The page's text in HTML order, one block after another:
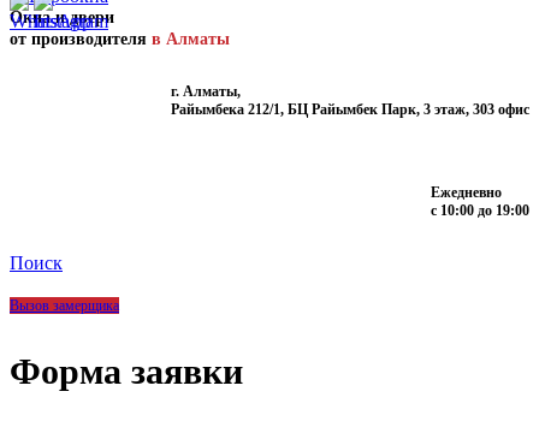
Окна и двери
от производителя в Алматы
г. Алматы,
Райымбека 212/1, БЦ Райымбек Парк, 3 этаж, 303 офис
Ежедневно
с 10:00 до 19:00
Поиск
Вызов замерщика
Форма заявки